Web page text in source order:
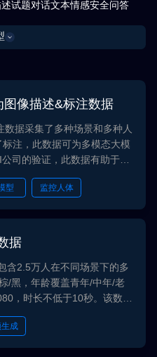
述试题对话文本情感安全 问答
像描述&标注数据
数据采集了多种场景和多种人
注，此数据可为多模态大模
司的验证，此数据有助于模
在数据采集、存储和使用的
护和隐私法规，确保用户的
据均符合GDPR、CCPA和
型 监控人体
据
含2.5万人在不同场景下的多
/黑，年龄覆盖青年/中年/老
，时长不低于10秒。该数据
字人生成等任务。
成